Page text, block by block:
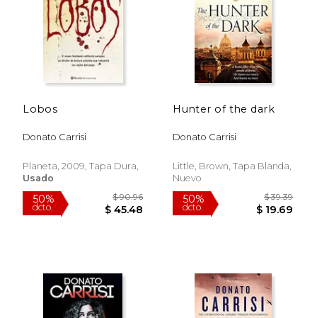
Lobos
Donato Carrisi
Planeta, 2009, Tapa Dura,
Usado
Hunter of the dark
Donato Carrisi
Little, Brown, Tapa Blanda,
Nuevo